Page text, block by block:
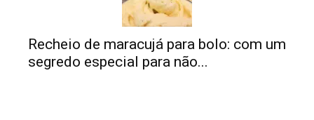
Recheio de maracujá para bolo: com um
segredo especial para não...